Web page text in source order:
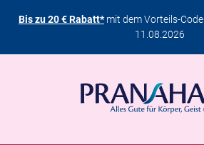
Bis zu 20 € Rabatt*mit dem Vorteils-Code
11.08.2026